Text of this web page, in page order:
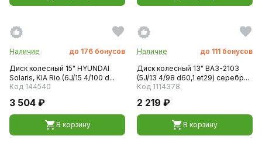
Наличие до 176 бонусов
Диск колесный 15" HYUNDAI
Solaris, KIA Rio (6J/15 4/100 d...
Код 144540
3 504 ₽
В корзину
Наличие до 111 бонусов
Диск колесный 13" ВАЗ-2103
(5J/13 4/98 d60,1 et29) серебр...
Код 1114378
2 219 ₽
В корзину